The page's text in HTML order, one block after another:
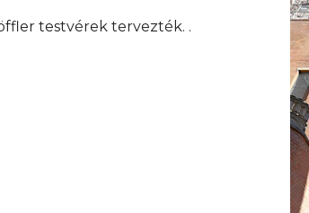
testvérek tervezték. .